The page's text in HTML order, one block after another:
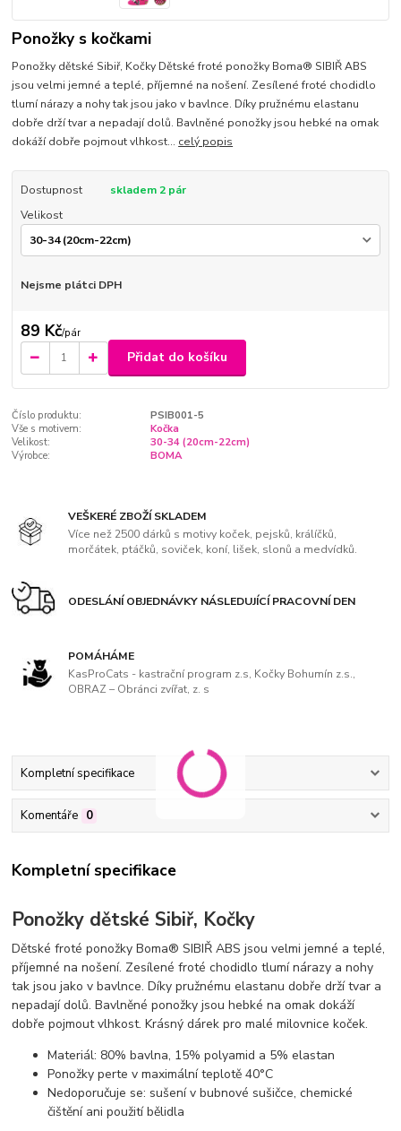
Ponožky s kočkami
Ponožky dětské Sibiř, Kočky Dětské froté ponožky Boma® SIBIŘ ABS
jsou velmi jemné a teplé, příjemné na nošení. Zesílené froté chodidlo
tlumí nárazy a nohy tak jsou jako v bavlnce. Díky pružnému elastanu
dobře drží tvar a nepadají dolů. Bavlněné ponožky jsou hebké na omak
dokáží dobře pojmout vlhkost... celý popis
Dostupnost
skladem 2 pár
Velikost
Nejsme plátci DPH
89 Kč/pár
Přidat do košíku
Číslo produktu:
PSIB001-5
Vše s motivem:
Kočka
Velikost:
30-34 (20cm-22cm)
Výrobce:
BOMA
VEŠKERÉ ZBOŽÍ SKLADEM
Více než 2500 dárků s motivy koček, pejsků, králíčků,
morčátek, ptáčků, soviček, koní, lišek, slonů a medvídků.
ODESLÁNÍ OBJEDNÁVKY NÁSLEDUJÍCÍ PRACOVNÍ DEN
POMÁHÁME
KasProCats - kastrační program z.s, Kočky Bohumín z.s.,
OBRAZ – Obránci zvířat, z. s
Kompletní specifikace
Komentáře 0
Kompletní specifikace
Ponožky dětské Sibiř, Kočky
Dětské froté ponožky Boma® SIBIŘ ABS jsou velmi jemné a teplé,
příjemné na nošení. Zesílené froté chodidlo tlumí nárazy a nohy
tak jsou jako v bavlnce. Díky pružnému elastanu dobře drží tvar a
nepadají dolů. Bavlněné ponožky jsou hebké na omak dokáží
dobře pojmout vlhkost. Krásný dárek pro malé milovnice koček.
Materiál: 80% bavlna, 15% polyamid a 5% elastan
Ponožky perte v maximální teplotě 40°C
Nedoporučuje se: sušení v bubnové sušičce, chemické
čištění ani použití bělidla